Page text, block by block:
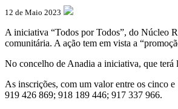
12 de Maio 2023
A iniciativa “Todos por Todos”, do Núcleo
comunitária. A ação tem em vista a
No concelho de Anadia a iniciativa, que
As inscrições, com um valor entre os cinco
919 426 869; 918 189 446; 917 337 966.